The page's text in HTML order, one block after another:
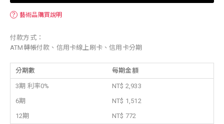
？ 藝術品購買說明
付款方式：
ATM轉帳付款、信用卡線上刷卡、信用卡分期
分期數 每期金額
3期 利率0%
NT$ 2,933
6期
NT$ 1,512
12期
NT$ 772